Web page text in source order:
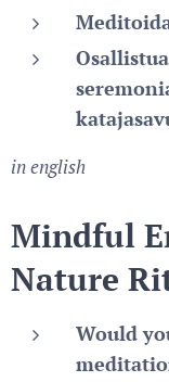
in english
Mindful
Nature
Would